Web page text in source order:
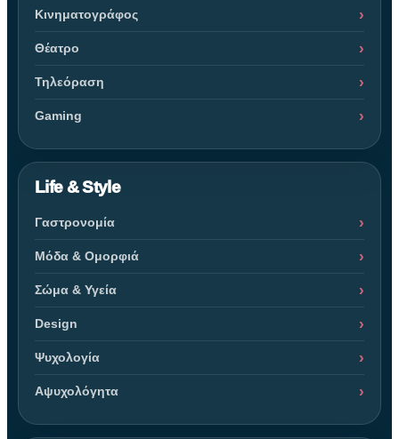
Κινηματογράφος
Θέατρο
Τηλεόραση
Gaming
Life & Style
Γαστρονομία
Μόδα & Ομορφιά
Σώμα & Υγεία
Design
Ψυχολογία
Αψυχολόγητα